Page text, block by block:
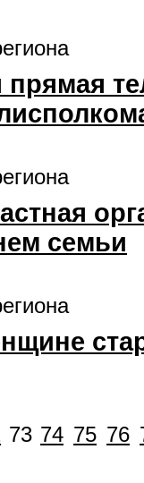
прямая
семьи
73 74 75 76